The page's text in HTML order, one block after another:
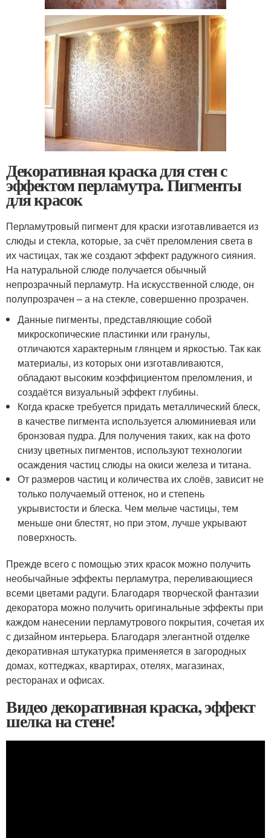
Декоративная краска для стен с
эффектом перламутра. Пигменты
для красок
Перламутровый пигмент для краски изготавливается из
слюды и стекла, которые, за счёт преломления света в
их частицах, так же создают эффект радужного сияния.
На натуральной слюде получается обычный
непрозрачный перламутр. На искусственной слюде, он
полупрозрачен – а на стекле, совершенно прозрачен.
Данные пигменты, представляющие собой
микроскопические пластинки или гранулы,
отличаются характерным глянцем и яркостью. Так как
материалы, из которых они изготавливаются,
обладают высоким коэффициентом преломления, и
создаётся визуальный эффект глубины.
Когда краске требуется придать металлический блеск,
в качестве пигмента используется алюминиевая или
бронзовая пудра. Для получения таких, как на фото
снизу цветных пигментов, используют технологии
осаждения частиц слюды на окиси железа и титана.
От размеров частиц и количества их слоёв, зависит не
только получаемый оттенок, но и степень
укрывистости и блеска. Чем мельче частицы, тем
меньше они блестят, но при этом, лучше укрывают
поверхность.
Прежде всего с помощью этих красок можно получить
необычайные эффекты перламутра, переливающиеся
всеми цветами радуги. Благодаря творческой фантазии
декоратора можно получить оригинальные эффекты при
каждом нанесении перламутрового покрытия, сочетая их
с дизайном интерьера. Благодаря элегантной отделке
декоративная штукатурка применяется в загородных
домах, коттеджах, квартирах, отелях, магазинах,
ресторанах и офисах.
Видео декоративная краска, эффект
шелка на стене!